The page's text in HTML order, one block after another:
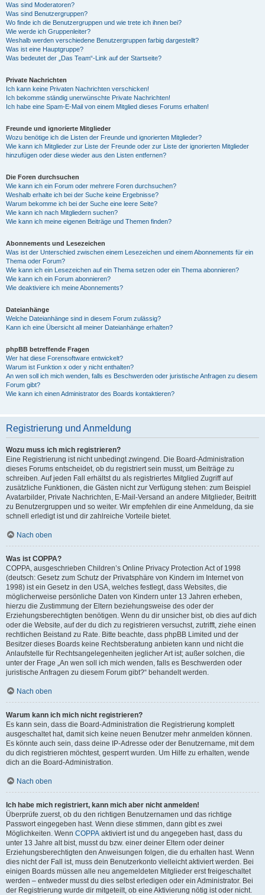
Was sind Moderatoren?
Was sind Benutzergruppen?
Wo finde ich die Benutzergruppen und wie trete ich ihnen bei?
Wie werde ich Gruppenleiter?
Weshalb werden verschiedene Benutzergruppen farbig dargestellt?
Was ist eine Hauptgruppe?
Was bedeutet der „Das Team“-Link auf der Startseite?
Private Nachrichten
Ich kann keine Privaten Nachrichten verschicken!
Ich bekomme ständig unerwünschte Private Nachrichten!
Ich habe eine Spam-E-Mail von einem Mitglied dieses Forums erhalten!
Freunde und ignorierte Mitglieder
Wozu benötige ich die Listen der Freunde und ignorierten Mitglieder?
Wie kann ich Mitglieder zur Liste der Freunde oder zur Liste der ignorierten Mitglieder
hinzufügen oder diese wieder aus den Listen entfernen?
Die Foren durchsuchen
Wie kann ich ein Forum oder mehrere Foren durchsuchen?
Weshalb erhalte ich bei der Suche keine Ergebnisse?
Warum bekomme ich bei der Suche eine leere Seite?
Wie kann ich nach Mitgliedern suchen?
Wie kann ich meine eigenen Beiträge und Themen finden?
Abonnements und Lesezeichen
Was ist der Unterschied zwischen einem Lesezeichen und einem Abonnements für ein
Thema oder Forum?
Wie kann ich ein Lesezeichen auf ein Thema setzen oder ein Thema abonnieren?
Wie kann ich ein Forum abonnieren?
Wie deaktiviere ich meine Abonnements?
Dateianhänge
Welche Dateianhänge sind in diesem Forum zulässig?
Kann ich eine Übersicht all meiner Dateianhänge erhalten?
phpBB betreffende Fragen
Wer hat diese Forensoftware entwickelt?
Warum ist Funktion x oder y nicht enthalten?
An wen soll ich mich wenden, falls es Beschwerden oder juristische Anfragen zu diesem
Forum gibt?
Wie kann ich einen Administrator des Boards kontaktieren?
Registrierung und Anmeldung
Wozu muss ich mich registrieren?
Eine Registrierung ist nicht unbedingt zwingend. Die Board-Administration
dieses Forums entscheidet, ob du registriert sein musst, um Beiträge zu
schreiben. Auf jeden Fall erhältst du als registriertes Mitglied Zugriff auf
zusätzliche Funktionen, die Gästen nicht zur Verfügung stehen: zum Beispiel
Avatarbilder, Private Nachrichten, E-Mail-Versand an andere Mitglieder, Beitritt
zu Benutzergruppen und so weiter. Wir empfehlen dir eine Anmeldung, da sie
schnell erledigt ist und dir zahlreiche Vorteile bietet.
Nach oben
Was ist COPPA?
COPPA, ausgeschrieben Children’s Online Privacy Protection Act of 1998
(deutsch: Gesetz zum Schutz der Privatsphäre von Kindern im Internet von
1998) ist ein Gesetz in den USA, welches festlegt, dass Websites, die
möglicherweise persönliche Daten von Kindern unter 13 Jahren erheben,
hierzu die Zustimmung der Eltern beziehungsweise des oder der
Erziehungsberechtigten benötigen. Wenn du dir unsicher bist, ob dies auf dich
oder die Website, auf der du dich zu registrieren versuchst, zutrifft, ziehe einen
rechtlichen Beistand zu Rate. Bitte beachte, dass phpBB Limited und der
Besitzer dieses Boards keine Rechtsberatung anbieten kann und nicht die
Anlaufstelle für Rechtsangelegenheiten jeglicher Art ist; außer solchen, die
unter der Frage „An wen soll ich mich wenden, falls es Beschwerden oder
juristische Anfragen zu diesem Forum gibt?“ behandelt werden.
Nach oben
Warum kann ich mich nicht registrieren?
Es kann sein, dass die Board-Administration die Registrierung komplett
ausgeschaltet hat, damit sich keine neuen Benutzer mehr anmelden können.
Es könnte auch sein, dass deine IP-Adresse oder der Benutzername, mit dem
du dich registrieren möchtest, gesperrt wurden. Um Hilfe zu erhalten, wende
dich an die Board-Administration.
Nach oben
Ich habe mich registriert, kann mich aber nicht anmelden!
Überprüfe zuerst, ob du den richtigen Benutzernamen und das richtige
Passwort eingegeben hast. Wenn diese stimmen, dann gibt es zwei
Möglichkeiten. Wenn COPPA aktiviert ist und du angegeben hast, dass du
unter 13 Jahre alt bist, musst du bzw. einer deiner Eltern oder deiner
Erziehungsberechtigten den Anweisungen folgen, die du erhalten hast. Wenn
dies nicht der Fall ist, muss dein Benutzerkonto vielleicht aktiviert werden. Bei
einigen Boards müssen alle neu angemeldeten Mitglieder erst freigeschaltet
werden – entweder musst du dies selbst erledigen oder ein Administrator. Bei
der Registrierung wurde dir mitgeteilt, ob eine Aktivierung nötig ist oder nicht.